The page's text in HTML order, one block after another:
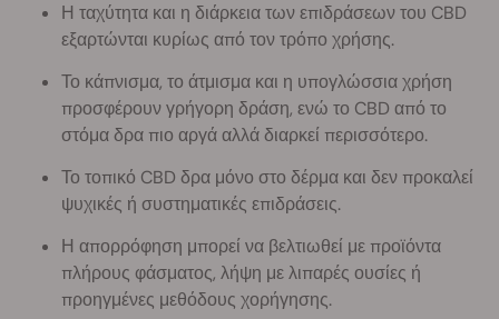
Η ταχύτητα και η διάρκεια των επιδράσεων του CBD
εξαρτώνται κυρίως από τον τρόπο χρήσης.
Το κάπνισμα, το άτμισμα και η υπογλώσσια χρήση
προσφέρουν γρήγορη δράση, ενώ το CBD από το
στόμα δρα πιο αργά αλλά διαρκεί περισσότερο.
Το τοπικό CBD δρα μόνο στο δέρμα και δεν προκαλεί
ψυχικές ή συστηματικές επιδράσεις.
Η απορρόφηση μπορεί να βελτιωθεί με προϊόντα
πλήρους φάσματος, λήψη με λιπαρές ουσίες ή
προηγμένες μεθόδους χορήγησης.